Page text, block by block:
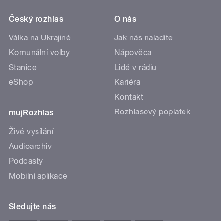
Český rozhlas
Válka na Ukrajině
Komunální volby
Stanice
eShop
mujRozhlas
Živé vysílání
Audioarchiv
Podcasty
Mobilní aplikace
O nás
Jak nás naladíte
Nápověda
Lidé v rádiu
Kariéra
Kontakt
Rozhlasový poplatek
Sledujte nás